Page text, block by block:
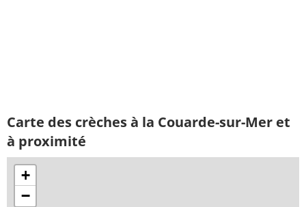
Carte des crèches à la Couarde-sur-Mer et
à proximité
+
−